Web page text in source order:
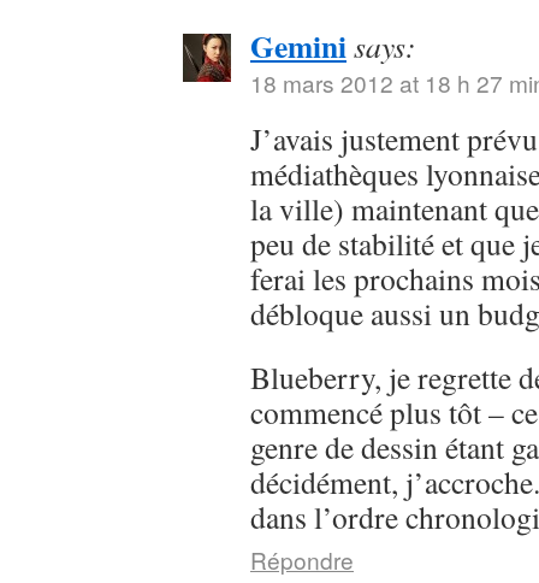
Geminisays:
18 mars 2012 at 18 h 27
J’avais justement
médiathèques
la ville) maintenant
peu de stabilité et que
ferai les prochains
débloque aussi un
Blueberry, je regrette
commencé plus tôt –
genre de dessin étant
décidément,
dans l’ordre
Répondre